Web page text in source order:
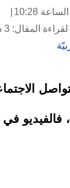
المقال: 3 دقيقة
فالفيديو